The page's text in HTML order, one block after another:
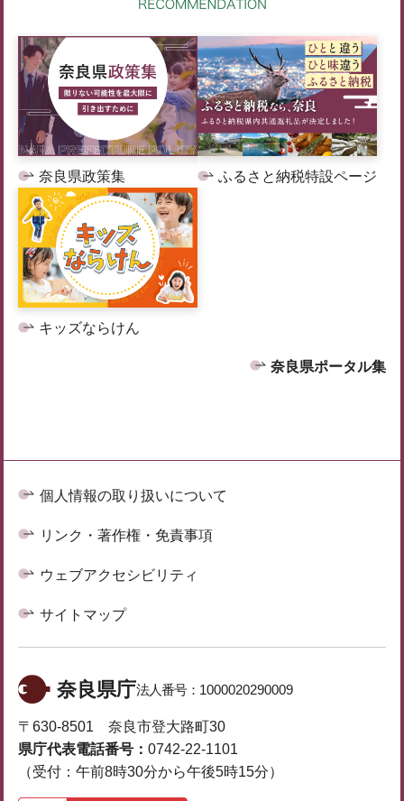
奈良県政策集 ふるさと納税特設ページ
キッズならけん
奈良県ポータル集
個人情報の取り扱いについて
リンク・著作権・免責事項
ウェブアクセシビリティ
サイトマップ
奈良県庁法人番号： 1000020290009
〒630-8501 奈良市登大路町30
県庁代表電話番号： 0742-22-1101
（受付：午前8時30分から午後5時15分）